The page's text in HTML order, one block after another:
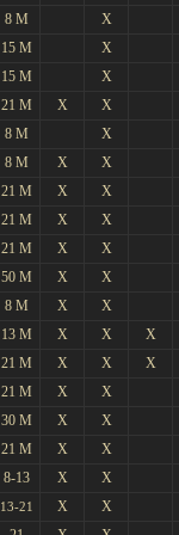
8 M X
15 M X
15 M X
21 M X X
8 M X
8 M X X
21 M X X
21 M X X
21 M X X
50 M X X
8 M X X
13 M X X X
21 M X X X
21 M X X
30 M X X
21 M X X
8-13 X X
13-21 X X